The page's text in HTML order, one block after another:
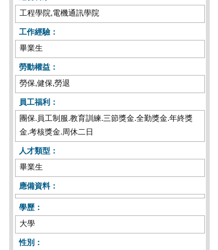
工程學院,電機通訊學院
工作經驗：
畢業生
勞動權益：
勞保,健保,勞退
員工福利：
團保.員工制服.教育訓練.三節獎金.全勤獎金.年終獎
金.考核獎金.周休二日
人才類型：
畢業生
應備資料：
學歷：
大學
性別：